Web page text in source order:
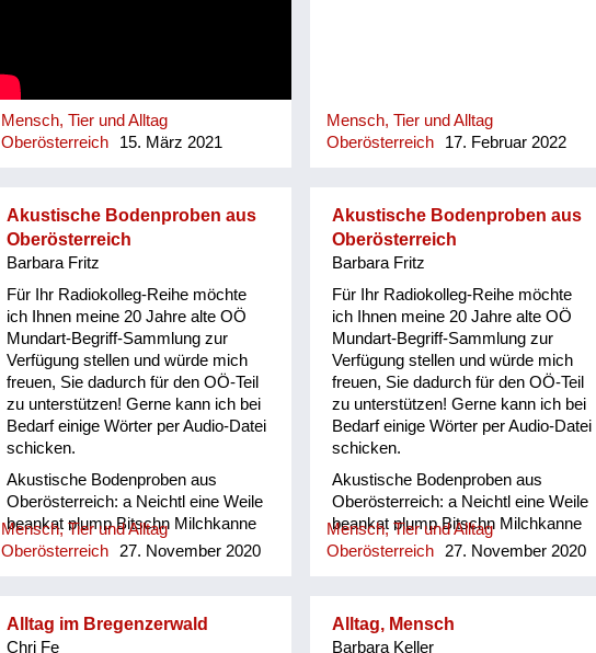
Mensch, Tier und Alltag
Oberösterreich
15. März 2021
Mensch, Tier und Alltag
Oberösterreich
17. Februar 2022
Akustische Bodenproben aus
Oberösterreich
Barbara Fritz
Für Ihr Radiokolleg-Reihe möchte
ich Ihnen meine 20 Jahre alte OÖ
Mundart-Begriff-Sammlung zur
Verfügung stellen und würde mich
freuen, Sie dadurch für den OÖ-Teil
zu unterstützen! Gerne kann ich bei
Bedarf einige Wörter per Audio-Datei
schicken.
Akustische Bodenproben aus
Oberösterreich: a Neichtl eine Weile
beankat plump Bitschn Milchkanne
böfeln/ böfön vor sich her schimpfen/
jemandem hin Degal/ Tatsal kleines
Mensch, Tier und Alltag
Oberösterreich
27. November 2020
Akustische Bodenproben aus
Oberösterreich
Barbara Fritz
Für Ihr Radiokolleg-Reihe möchte
ich Ihnen meine 20 Jahre alte OÖ
Mundart-Begriff-Sammlung zur
Verfügung stellen und würde mich
freuen, Sie dadurch für den OÖ-Teil
zu unterstützen! Gerne kann ich bei
Bedarf einige Wörter per Audio-Datei
schicken.
Akustische Bodenproben aus
Oberösterreich: a Neichtl eine Weile
beankat plump Bitschn Milchkanne
böfeln/ böfön vor sich her schimpfen/
jemandem hin Degal/ Tatsal kleines
Mensch, Tier und Alltag
Oberösterreich
27. November 2020
Alltag im Bregenzerwald
Chri Fe
Alltag, Mensch
Barbara Keller